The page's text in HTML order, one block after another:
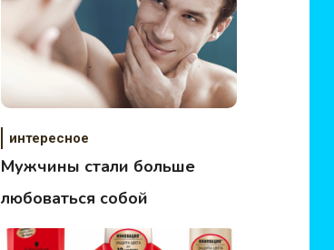
интересное
Мужчины стали больше
любоваться собой